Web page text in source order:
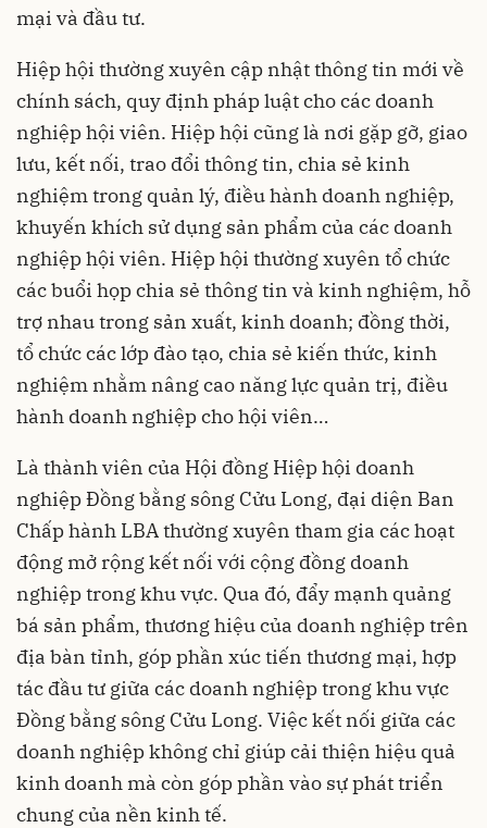
mại và đầu tư.
Hiệp hội thường xuyên cập nhật thông tin mới về
chính sách, quy định pháp luật cho các doanh
nghiệp hội viên. Hiệp hội cũng là nơi gặp gỡ, giao
lưu, kết nối, trao đổi thông tin, chia sẻ kinh
nghiệm trong quản lý, điều hành doanh nghiệp,
khuyến khích sử dụng sản phẩm của các doanh
nghiệp hội viên. Hiệp hội thường xuyên tổ chức
các buổi họp chia sẻ thông tin và kinh nghiệm, hỗ
trợ nhau trong sản xuất, kinh doanh; đồng thời,
tổ chức các lớp đào tạo, chia sẻ kiến thức, kinh
nghiệm nhằm nâng cao năng lực quản trị, điều
hành doanh nghiệp cho hội viên…
Là thành viên của Hội đồng Hiệp hội doanh
nghiệp Đồng bằng sông Cửu Long, đại diện Ban
Chấp hành LBA thường xuyên tham gia các hoạt
động mở rộng kết nối với cộng đồng doanh
nghiệp trong khu vực. Qua đó, đẩy mạnh quảng
bá sản phẩm, thương hiệu của doanh nghiệp trên
địa bàn tỉnh, góp phần xúc tiến thương mại, hợp
tác đầu tư giữa các doanh nghiệp trong khu vực
Đồng bằng sông Cửu Long. Việc kết nối giữa các
doanh nghiệp không chỉ giúp cải thiện hiệu quả
kinh doanh mà còn góp phần vào sự phát triển
chung của nền kinh tế.